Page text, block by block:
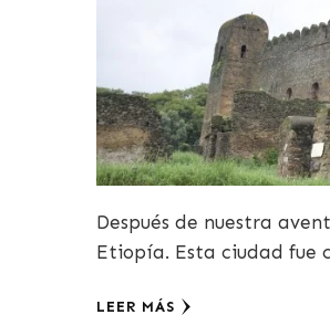
Después de nuestra
Etiopía. Esta ciudad fue
LEER MÁS